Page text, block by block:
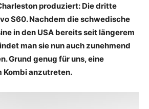
produziert: Die dritte
S60. Nachdem die schwedische
in den USA bereits seit längerem
man sie nun auch zunehmend
Grund genug für uns, eine
Kombi anzutreten.